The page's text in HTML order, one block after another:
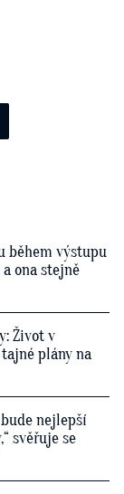
během výstupu
ona stejně
Život v
plány na
nejlepší
svěřuje se